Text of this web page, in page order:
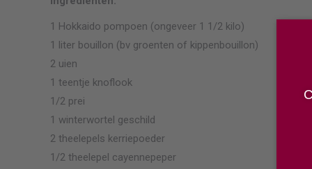
1 Hokkaido pompoen (ongeveer 1 1/2 kilo)
1 liter bouillon (bv groenten of kippenbouillon)
2 uien
1 teentje knoflook
1/2 prei
1 winterwortel geschild
2 theelepels kerriepoeder
1/2 theelepel cayennepeper